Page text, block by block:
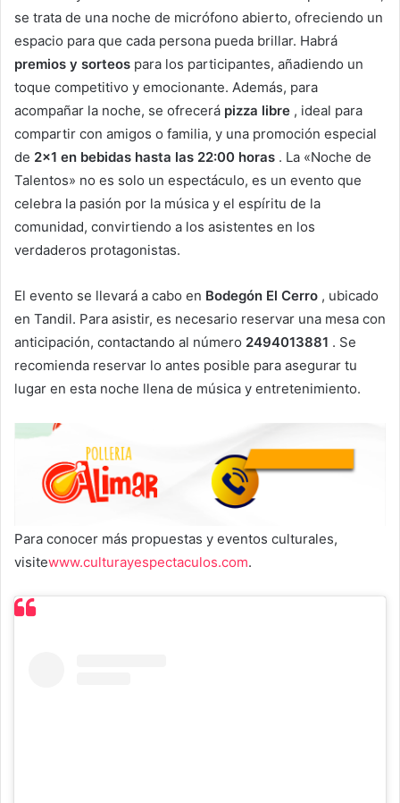
se trata de una noche de micrófono abierto, ofreciendo un
espacio para que cada persona pueda brillar. Habrá
premios y sorteos para los participantes, añadiendo un
toque competitivo y emocionante. Además, para
acompañar la noche, se ofrecerá pizza libre , ideal para
compartir con amigos o familia, y una promoción especial
de 2×1 en bebidas hasta las 22:00 horas . La «Noche de
Talentos» no es solo un espectáculo, es un evento que
celebra la pasión por la música y el espíritu de la
comunidad, convirtiendo a los asistentes en los
verdaderos protagonistas.
El evento se llevará a cabo en Bodegón El Cerro , ubicado
en Tandil. Para asistir, es necesario reservar una mesa con
anticipación, contactando al número 2494013881 . Se
recomienda reservar lo antes posible para asegurar tu
lugar en esta noche llena de música y entretenimiento.
Para conocer más propuestas y eventos culturales,
visitewww.culturayespectaculos.com.